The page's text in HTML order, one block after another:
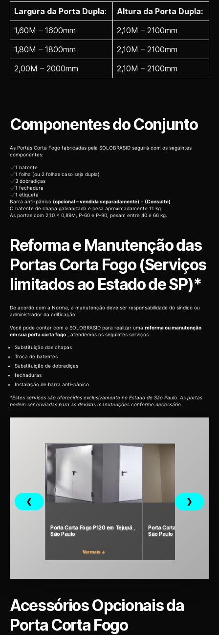
Largura da Porta Dupla:
Altura da Porta Dupla:
1,60M – 1600mm
2,10M – 2100mm
1,80M – 1800mm
2,10M – 2100mm
2,00M – 2000mm
2,10M – 2100mm
Componentes do Conjunto
As Portas Corta Fogo fabricadas pela SOLOBRASID seguirá com os seguintes
componentes:
1 batente
1 folha (ou 2 folhas caso seja dupla)
3 dobradiças
1 fechadura
1 etiqueta
Barra anti-pânico (opcional – vendida separadamente) – (Consulte)
O batente de chapa galvanizada e pesa aproximadamente 11 kg
As portas com 2,10 x 0,89M, P-60 e P-90, pesam entre 40 e 66 kg.
Reforma e Manutenção das
Portas Corta Fogo (Serviços
limitados ao Estado de SP)*
De acordo com a Norma, a manutenção deve ser responsabilidade do síndico ou
administrador da edificação.
Você pode contar com a SOLOBRASID para realizar uma reforma ou manutenção
em sua porta corta fogo , atendemos os seguintes serviços:
Substituição das chapas
Troca de batentes
Substituição de dobradiças
fechaduras
Instalação de barra anti-pânico
*Estes serviços são oferecidos exclusivamente no Estado de São Paulo. As portas
podem ser enviadas para as devidas manutenções conforme necessário.
❮
Porta Corta Fogo P120 em Tejupá ,
São Paulo
Ver mais →
Porta Corta-Fogo P90 em
São Paulo
❯
Acessórios Opcionais da
Porta Corta Fogo